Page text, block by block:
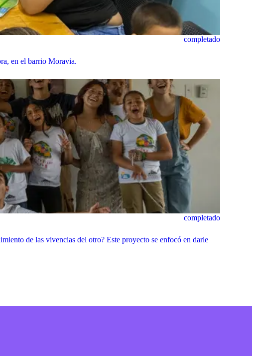
completado
en el barrio Moravia.
completado
de las vivencias del otro? Este proyecto se enfocó en darle